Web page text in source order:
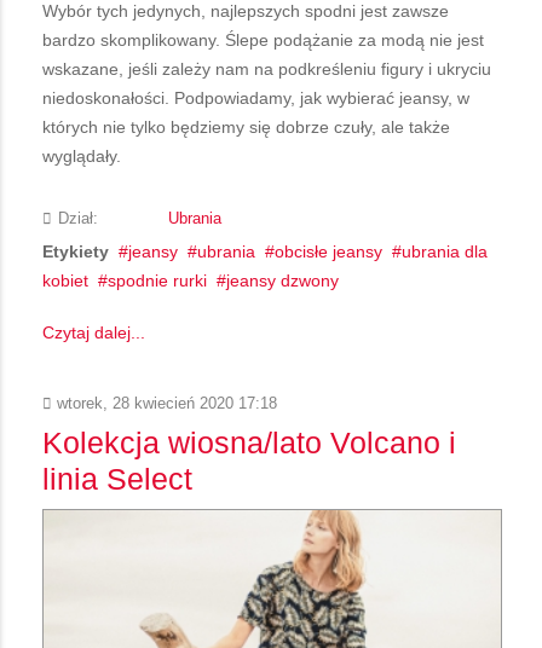
Wybór tych jedynych, najlepszych spodni jest zawsze
bardzo skomplikowany. Ślepe podążanie za modą nie jest
wskazane, jeśli zależy nam na podkreśleniu figury i ukryciu
niedoskonałości. Podpowiadamy, jak wybierać jeansy, w
których nie tylko będziemy się dobrze czuły, ale także
wyglądały.
Dział: Ubrania
Etykiety jeansy ubrania obcisłe jeansy
ubrania dla
kobiet
spodnie rurki jeansy dzwony
Czytaj dalej...
wtorek, 28 kwiecień 2020 17:18
Kolekcja wiosna/lato Volcano i
linia Select